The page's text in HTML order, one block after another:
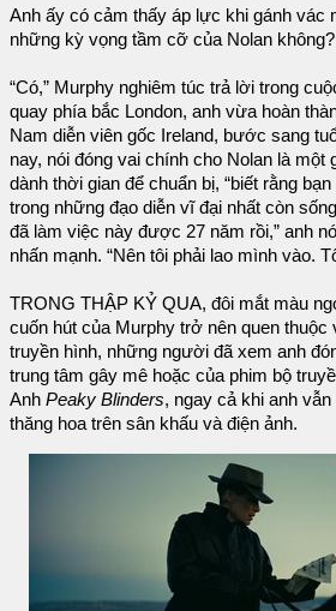
Anh ấy có cảm thấy áp lực khi gánh vác
những kỳ vọng tầm cỡ của Nolan không?
“Có,” Murphy nghiêm túc trả lời trong
quay phía bắc London, anh vừa hoàn
Nam diễn viên gốc Ireland, bước sang
nay, nói đóng vai chính cho Nolan là một
dành thời gian để chuẩn bị, “biết rằng
trong những đạo diễn vĩ đại nhất còn
đã làm việc này được 27 năm rồi,” anh
nhấn mạnh. “Nên tôi phải lao mình vào.
TRONG THẬP KỶ QUA, đôi mắt màu
cuốn hút của Murphy trở nên quen thuộc
truyền hình, những người đã xem anh
trung tâm gây mê hoặc của phim bộ
Anh Peaky Blinders, ngay cả khi anh
thăng hoa trên sân khấu và điện ảnh.